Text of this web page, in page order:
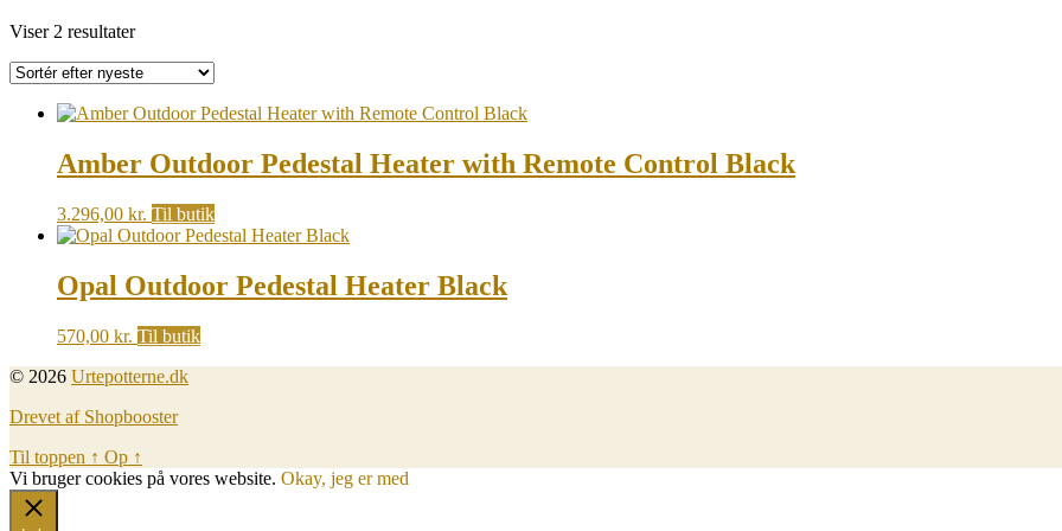
Viser 2 resultaterSorted
latest
Amber Outdoor Pedestal Heater with Remote Control Black
3.296,00 kr. Til butik
Opal Outdoor Pedestal Heater Black
570,00 kr. Til butik
© 2026 Urtepotterne.dk
Drevet af Shopbooster
Til toppen ↑ Op ↑
Vi bruger cookies på vores website. Okay, jeg er med